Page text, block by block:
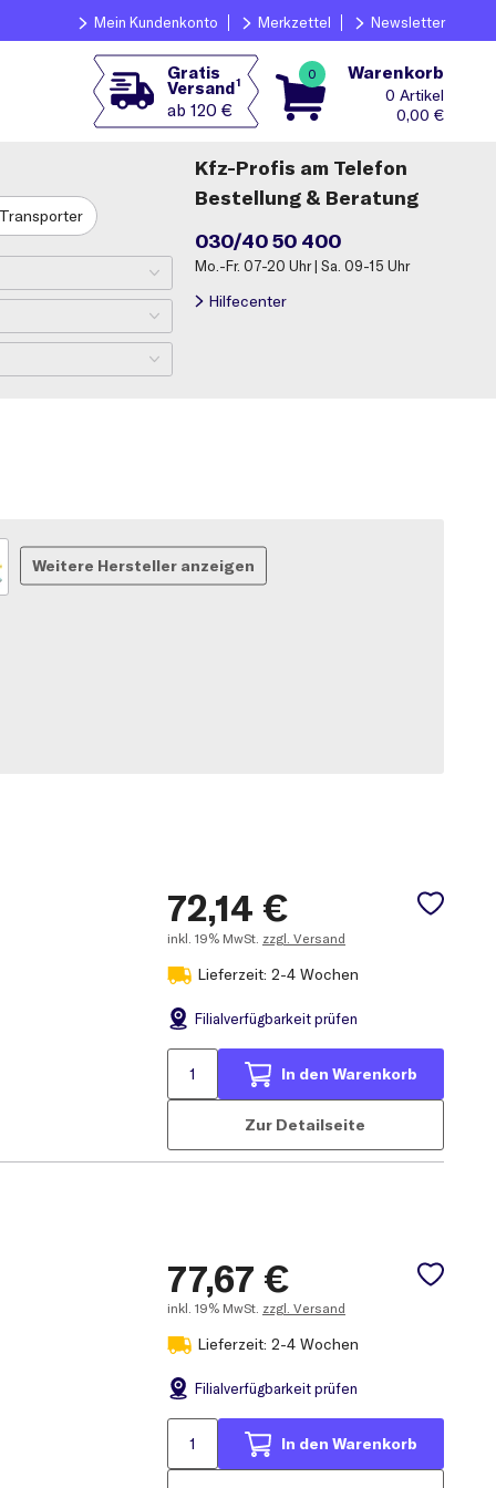
Mein Kundenkonto Merkzettel Newsletter
Gratis
Versand1
ab 120 €
0 Warenkorb
0
0,00 €
Kfz-Profis am Telefon
Bestellung & Beratung
030/40 50 400
Mo.-Fr. 07-20 Uhr | Sa. 09-15 Uhr
Hilfecenter
Weitere Hersteller anzeigen
72,14 €
inkl. 19% MwSt. zzgl. Versand
Lieferzeit: 2-4 Wochen
Filialverfügbarkeit prüfen
In den Warenkorb
Zur Detailseite
77,67 €
inkl. 19% MwSt. zzgl. Versand
Lieferzeit: 2-4 Wochen
Filialverfügbarkeit prüfen
In den Warenkorb